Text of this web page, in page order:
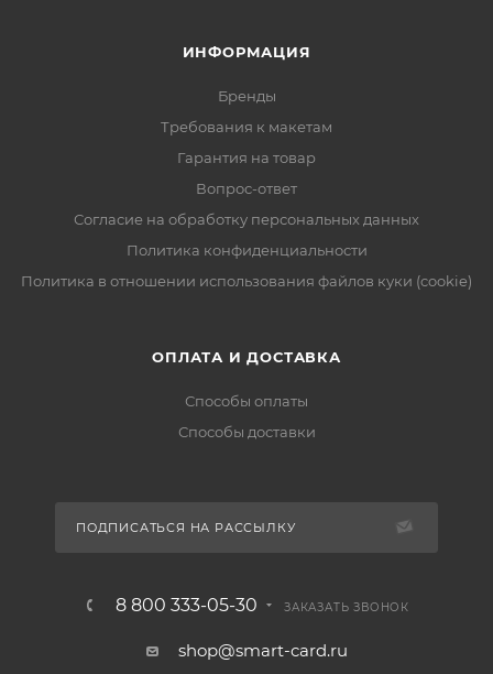
ИНФОРМАЦИЯ
Бренды
Требования к макетам
Гарантия на товар
Вопрос-ответ
Согласие на обработку персональных данных
Политика конфиденциальности
Политика в отношении использования файлов куки (cookie)
ОПЛАТА И ДОСТАВКА
Способы оплаты
Способы доставки
ПОДПИСАТЬСЯ НА РАССЫЛКУ
8 800 333-05-30 ЗАКАЗАТЬ ЗВОНОК
shop@smart-card.ru